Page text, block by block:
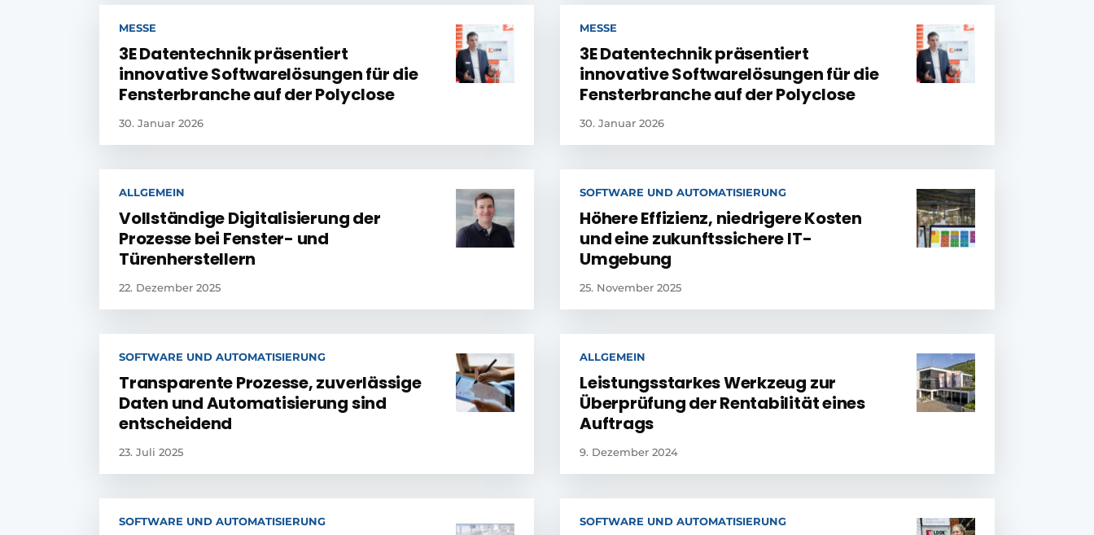
MESSE
3E Datentechnik präsentiert
innovative Softwarelösungen für die
Fensterbranche auf der Polyclose
30. Januar 2026
MESSE
3E Datentechnik präsentiert
innovative Softwarelösungen für die
Fensterbranche auf der Polyclose
30. Januar 2026
ALLGEMEIN
Vollständige Digitalisierung der
Prozesse bei Fenster- und
Türenherstellern
22. Dezember 2025
SOFTWARE UND AUTOMATISIERUNG
Höhere Effizienz, niedrigere Kosten
und eine zukunftssichere IT-
Umgebung
25. November 2025
SOFTWARE UND AUTOMATISIERUNG
Transparente Prozesse, zuverlässige
Daten und Automatisierung sind
entscheidend
23. Juli 2025
ALLGEMEIN
Leistungsstarkes Werkzeug zur
Überprüfung der Rentabilität eines
Auftrags
9. Dezember 2024
SOFTWARE UND AUTOMATISIERUNG SOFTWARE UND AUTOMATISIERUNG